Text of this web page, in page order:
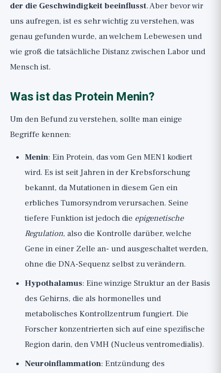
der die Geschwindigkeit beeinflusst. Aber bevor wir
uns aufregen, ist es sehr wichtig zu verstehen, was
genau gefunden wurde, an welchem Lebewesen und
wie groß die tatsächliche Distanz zwischen Labor und
Mensch ist.
Was ist das Protein Menin?
Um den Befund zu verstehen, sollte man einige
Begriffe kennen:
Menin: Ein Protein, das vom Gen MEN1 kodiert
wird. Es ist seit Jahren in der Krebsforschung
bekannt, da Mutationen in diesem Gen ein
erbliches Tumorsyndrom verursachen. Seine
tiefere Funktion ist jedoch die epigenetische
Regulation, also die Kontrolle darüber, welche
Gene in einer Zelle an- und ausgeschaltet werden,
ohne die DNA-Sequenz selbst zu verändern.
Hypothalamus: Eine winzige Struktur an der Basis
des Gehirns, die als hormonelles und
metabolisches Kontrollzentrum fungiert. Die
Forscher konzentrierten sich auf eine spezifische
Region darin, den VMH (Nucleus ventromedialis).
Neuroinflammation: Entzündung des